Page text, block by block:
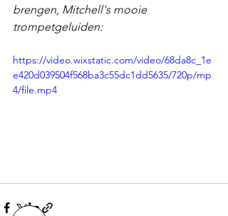
brengen, Mitchell's mooie
trompetgeluiden:
https://video.wixstatic.com/video/68da8c_1e
e420d039504f568ba3c55dc1dd5635/720p/mp
4/file.mp4